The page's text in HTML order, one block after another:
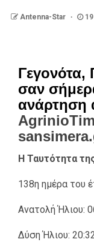
Antenna-Star 19
Γεγονότα,
σαν
ανάρτηση
Η Ταυτότητα
138η ημέρα του
Ανατολή Ήλιου:
Δύση Ήλιου: